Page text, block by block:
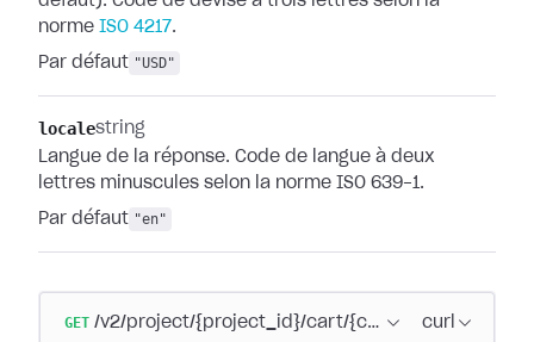
norme ISO 4217.
Par défaut "USD"
localestring
Langue de la réponse. Code de langue à deux
lettres minuscules selon la norme ISO 639-1.
Par défaut "en"
GET /v2/project/{project_id}/cart/{cart_id}curl